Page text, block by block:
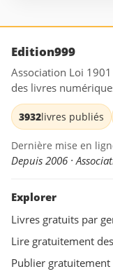
Edition999
Association Loi
des livres
3932livres publiés
Dernière mise en
Depuis 2006 ·
Explorer
Livres gratuits par
Lire gratuitement
Publier